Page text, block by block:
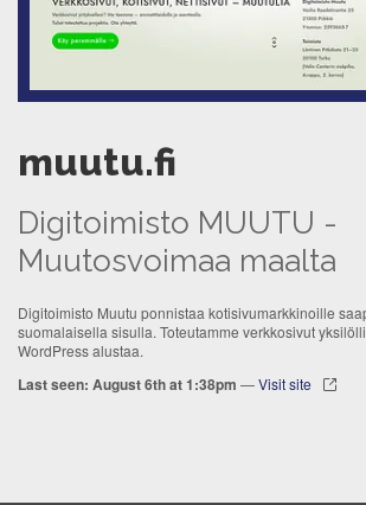
muutu.fi
Digitoimisto MUUTU -
Muutosvoimaa maalta
Digitoimisto Muutu ponnistaa kotisivumarkkinoille
suomalaisella sisulla. Toteutamme verkkosivut
WordPress alustaa.
Last seen: August 6th at 1:38pm —Visit site